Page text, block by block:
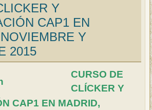
Y
CAP1 EN
Y
2015
CURSO DE
CLÍCKER Y
CAP1 EN MADRID,